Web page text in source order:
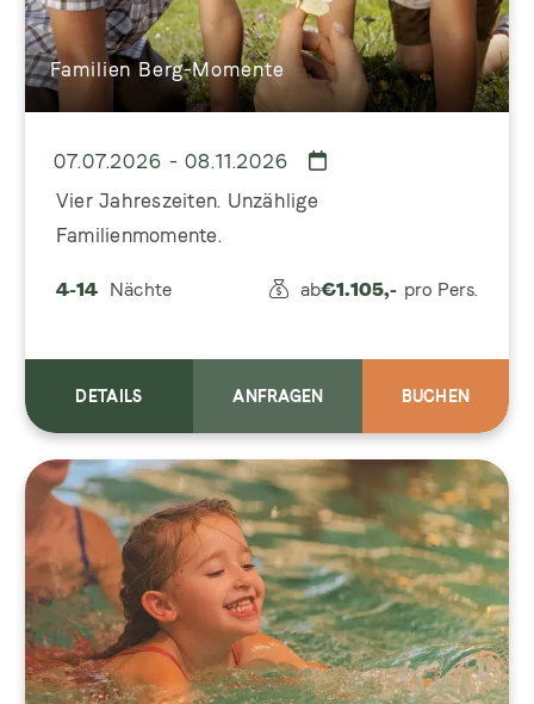
Familien Berg-Momente
Vier Jahreszeiten. Unzählige
Familienmomente.
4-14 Nächte ab€1.105,- pro Pers.
07.07.2026 - 08.11.2026
DETAILS BUCHEN
ANFRAGEN